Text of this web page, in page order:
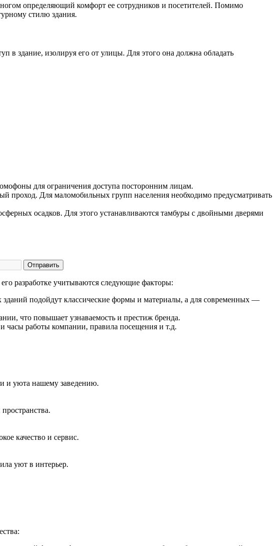
определяющий комфорт ее сотрудников и посетителей. Помимо
стилю здания.
в здание, изолируя его от улицы. Для этого она должна обладать
для ограничения доступа посторонним лицам.
проход. Для маломобильных групп населения необходимо предусматривать
осадков. Для этого устанавливаются тамбуры с двойными дверями
Отправить
разработке учитываются следующие факторы:
зданий подойдут классические формы и материалы, а для современных —
что повышает узнаваемость и престиж бренда.
часы работы компании, правила посещения и т.д.
и уюта нашему заведению.
качество и сервис.
уют в интерьер.